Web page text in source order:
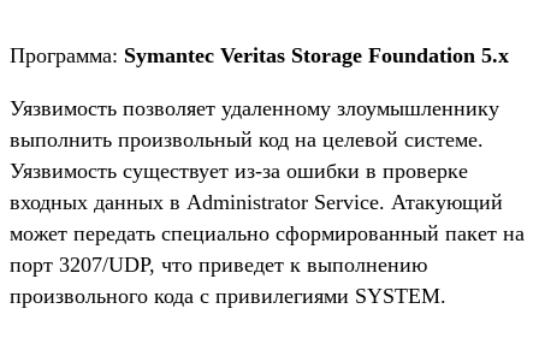
Программа: Symantec Veritas Storage Foundation 5.x
Уязвимость позволяет удаленному злоумышленнику
выполнить произвольный код на целевой системе.
Уязвимость существует из-за ошибки в проверке
входных данных в Administrator Service. Атакующий
может передать специально сформированный пакет на
порт 3207/UDP, что приведет к выполнению
произвольного кода с привилегиями SYSTEM.